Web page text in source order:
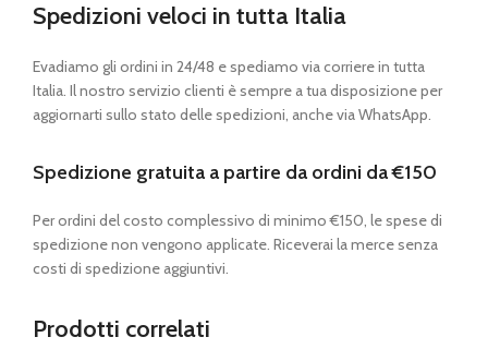
Spedizioni veloci in tutta Italia
Evadiamo gli ordini in 24/48 e spediamo via corriere in tutta
Italia. Il nostro servizio clienti è sempre a tua disposizione per
aggiornarti sullo stato delle spedizioni, anche via WhatsApp.
Spedizione gratuita a partire da ordini da €150
Per ordini del costo complessivo di minimo €150, le spese di
spedizione non vengono applicate. Riceverai la merce senza
costi di spedizione aggiuntivi.
Prodotti correlati